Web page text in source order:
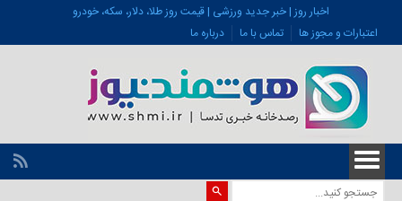
اخبار روز | خبر جدید ورزشی | قیمت روز طلا، دلار، سکه، خودرو
اعتبارات و مجوز ها
تماس با ما درباره ما